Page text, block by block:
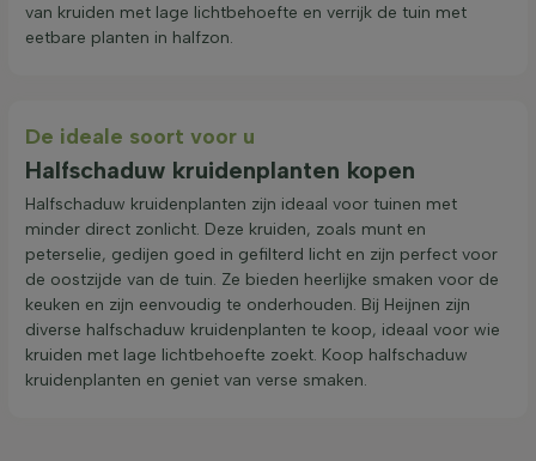
van kruiden met lage lichtbehoefte en verrijk de tuin met
eetbare planten in halfzon.
De ideale soort voor u
Halfschaduw kruidenplanten kopen
Halfschaduw kruidenplanten zijn ideaal voor tuinen met
minder direct zonlicht. Deze kruiden, zoals munt en
peterselie, gedijen goed in gefilterd licht en zijn perfect voor
de oostzijde van de tuin. Ze bieden heerlijke smaken voor de
keuken en zijn eenvoudig te onderhouden. Bij Heijnen zijn
diverse halfschaduw kruidenplanten te koop, ideaal voor wie
kruiden met lage lichtbehoefte zoekt. Koop halfschaduw
kruidenplanten en geniet van verse smaken.